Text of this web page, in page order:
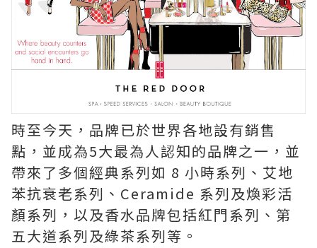
時至今天，品牌已於世界各地設有銷售
點，並成為5大最為人認知的品牌之一，並
帶來了多個經典系列如 8 小時系列、艾地
苯抗衰老系列、Ceramide 系列及煥彩活
顏系列，以及香水品牌包括紅門系列、第
五大道系列及綠茶系列等。